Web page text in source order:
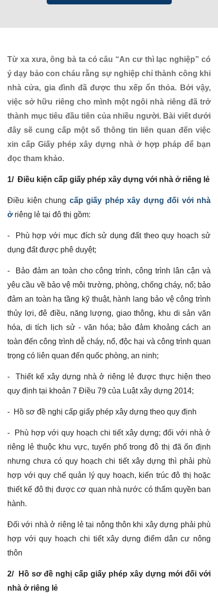
Từ xa xưa, ông bà ta có câu “An cư thì lạc nghiệp” có
ý dạy bảo con cháu rằng sự nghiệp chỉ thành công khi
nhà cửa, gia đình đã được thu xếp ổn thỏa. Bởi vậy,
việc sở hữu riêng cho mình một ngôi nhà riêng đã trở
thành mục tiêu đầu tiên của nhiều người. Bài viết dưới
đây sẽ cung cấp một số thông tin liên quan đến việc
xin cấp Giấy phép xây dựng nhà ở hợp pháp để bạn
đọc tham khảo.
1/ Điều kiện cấp giấy phép xây dựng với nhà ở riêng lẻ
Điều kiện chung cấp giấy phép xây dựng đối với nhà
ởriêng lẻ tại đô thị gồm:
- Phù hợp với mục đích sử dụng đất theo quy hoạch sử
dụng đất được phê duyệt;
- Bảo đảm an toàn cho công trình, công trình lân cận và
yêu cầu về bảo vệ môi trường, phòng, chống cháy, nổ; bảo
đảm an toàn hạ tầng kỹ thuật, hành lang bảo vệ công trình
thủy lợi, đê điều, năng lượng, giao thông, khu di sản văn
hóa, di tích lịch sử - văn hóa; bảo đảm khoảng cách an
toàn đến công trình dễ cháy, nổ, độc hại và công trình quan
trọng có liên quan đến quốc phòng, an ninh;
- Thiết kế xây dựng nhà ở riêng lẻ được thực hiện theo
quy định tại khoản 7 Điều 79 của Luật xây dựng 2014;
- Hồ sơ đề nghị cấp giấy phép xây dựng theo quy định
- Phù hợp với quy hoạch chi tiết xây dựng; đối với nhà ở
riêng lẻ thuộc khu vực, tuyến phố trong đô thị đã ổn định
nhưng chưa có quy hoạch chi tiết xây dựng thì phải phù
hợp với quy chế quản lý quy hoạch, kiến trúc đô thị hoặc
thiết kế đô thị được cơ quan nhà nước có thẩm quyền ban
hành.
Đối với nhà ở riêng lẻ tại nông thôn khi xây dựng phải phù
hợp với quy hoạch chi tiết xây dựng điểm dân cư nông
thôn
2/ Hồ sơ đề nghị cấp giấy phép xây dựng mới đối với
nhà ở riêng lẻ